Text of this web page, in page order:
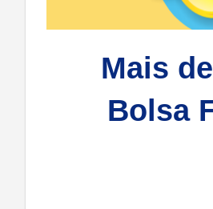
Mais
Bolsa